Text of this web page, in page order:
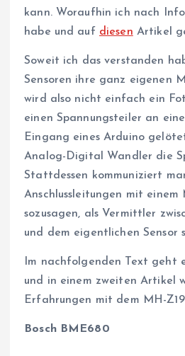
kann. Woraufhin ich nach
habe und auf diesen Artikel
Soweit ich das verstanden
Sensoren ihre ganz eigenen
wird also nicht einfach ein
einen Spannungsteiler an
Eingang eines Arduino
Analog-Digital Wandler die
Stattdessen kommuniziert
Anschlussleitungen mit
sozusagen, als Vermittler
und dem eigentlichen Sensor
Im nachfolgenden Text geht
und in einem zweiten Artikel
Erfahrungen mit dem MH-
Bosch BME680